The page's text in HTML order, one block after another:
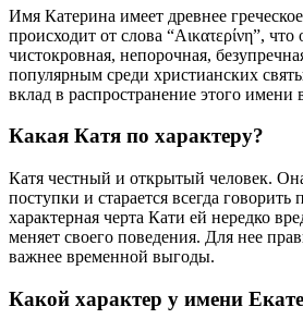
Имя Катерина имеет древнее
происходит от слова “Αικατερίνη”, что
чистокровная, непорочная,
популярным среди христианских
вклад в распространение этого имени
Какая Катя по характеру?
Катя честный и открытый человек.
поступки и старается всегда говорить
характерная черта Кати ей нередко
меняет своего поведения. Для нее
важнее временной выгоды.
Какой характер у имени